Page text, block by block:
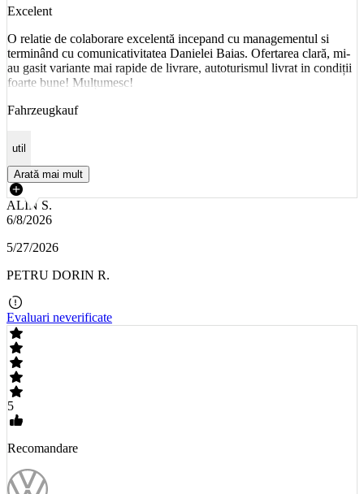
Excelent
O relatie de colaborare excelentă incepand cu managementul si
terminând cu comunicativitatea Danielei Baias. Ofertarea clară, mi-
au gasit variante mai rapide de livrare, autoturismul livrat in condiții
foarte bune! Mulțumesc!
Fahrzeugkauf
util
Arată mai mult
ALIN S.
6/8/2026
5/27/2026
PETRU DORIN R.
Evaluari neverificate
5
Recomandare